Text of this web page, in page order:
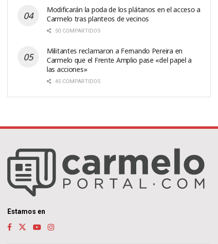
Modificarán la poda de los plátanos en el acceso a
Carmelo tras planteos de vecinos
50 COMPARTIDOS
Militantes reclamaron a Fernando Pereira en
Carmelo que el Frente Amplio pase «del papel a
las acciones»
45 COMPARTIDOS
Estamos en